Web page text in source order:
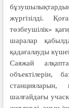
жүргізілді.
төзбеушілік»
шаралар
қадағалауды
Саяжай
объектілерін,
шалғайдағы